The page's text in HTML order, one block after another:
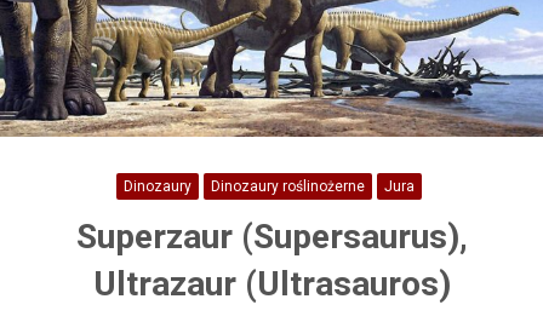
Dinozaury Dinozaury roślinożerne Jura
Superzaur (Supersaurus),
Ultrazaur (Ultrasauros)